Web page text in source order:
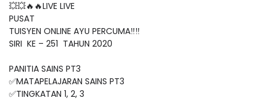
💥💥🔥🔥LIVE LIVE
PUSAT
TUISYEN ONLINE AYU PERCUMA‼️‼️
SIRI KE – 251 TAHUN 2020
PANITIA SAINS PT3
✅MATAPELAJARAN SAINS PT3
✅TINGKATAN 1, 2, 3